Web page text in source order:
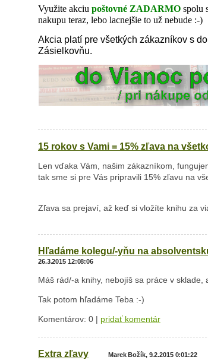
Využite akciu poštovné ZADARMO spolu
nakupu teraz, lebo lacnejšie to už nebude :-)
Akcia platí pre všetkých zákazníkov s
Zásielkovňu.
15 rokov s Vami = 15% zľava na
Len vďaka Vám, našim zákazníkom,
tak sme si pre Vás pripravili 15% zľavu na
Zľava sa prejaví, až keď si vložíte knihu za
Hľadáme kolegu/-yňu na
26.3.2015 12:08:06
Máš rád/-a knihy, nebojíš sa práce v
Tak potom hľadáme Teba :-)
Komentárov: 0 | pridať komentár
Extra zľavy Marek Božík, 9.2.2015 0:01:22